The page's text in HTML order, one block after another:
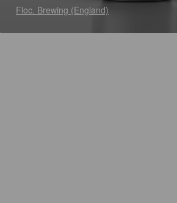
Floc. Brewing (England)